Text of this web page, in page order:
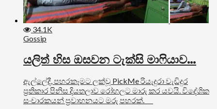
34.1K
Gossip
යලිත් හිස ඔසවන ටැක්සි මාෆියාව…
ඇල්ලේදී, පහරකෑමට ලක්වූ PickMe රියැදුරා වැඩිදුර
ප්‍රතිකාර පිනිස දියතලාව රෝහලට මාරු කර යවයි. විදේශික
සංචාරකයන් ප්‍රවාහනයට මරු පහරක්.